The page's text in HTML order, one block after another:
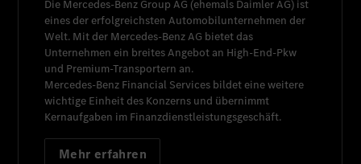
Die Mercedes-Benz Group AG (ehemals Daimler AG) ist
eines der erfolgreichsten Automobilunternehmen der
Welt. Mit der Mercedes-Benz AG bietet das
Unternehmen ein breites Angebot an High-End-Pkw
und Premium-Transportern an.
Mercedes-Benz Financial Services bildet eine weitere
wichtige Einheit des Konzerns und übernimmt
Kernaufgaben im Finanzdienstleistungsgeschäft.
Mehr erfahren